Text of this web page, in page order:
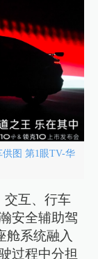
图 第1眼TV-华
交互、行车
安全辅助驾
舱系统融入
过程中分担